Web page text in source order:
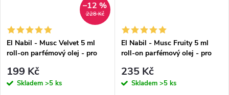
228 Kč
–12 %
El Nabil - Musc Velvet 5 ml
roll-on parfémový olej - pro
199 Kč
Skladem >5 ks
El Nabil - Musc Fruity 5 ml
roll-on parfémový olej - pro
235 Kč
Skladem >5 ks